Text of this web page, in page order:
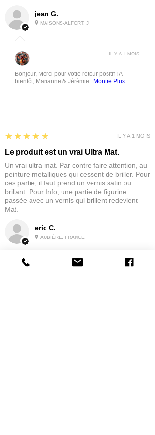
jean G.
MAISONS-ALFORT, J
:
Bonjour, Merci pour votre retour positif ! A
bientôt, Marianne & Jérémie...Montre Plus
IL Y A 1 MOIS
eric C.
AUBIÈRE, FRANCE
5
★★★★★
Le produit est un vrai Ultra Mat.
Un vrai ultra mat. Par contre faire attention, au
peinture metalliques qui cessent de briller. Pour
ces partie, il faut prend un vernis satin ou
brillant. Pour Info, une partie de figurine
passée avec un vernis qui brillent redevient
Mat.
IL Y A 1 MOIS